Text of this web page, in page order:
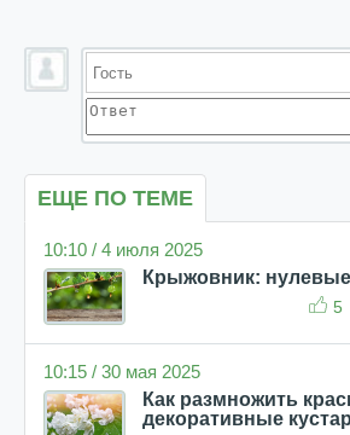
ЕЩЕ ПО ТЕМЕ
10:10 / 4 июля 2025
Крыжовник:
5
10:15 / 30 мая 2025
Как размножить
декоративные